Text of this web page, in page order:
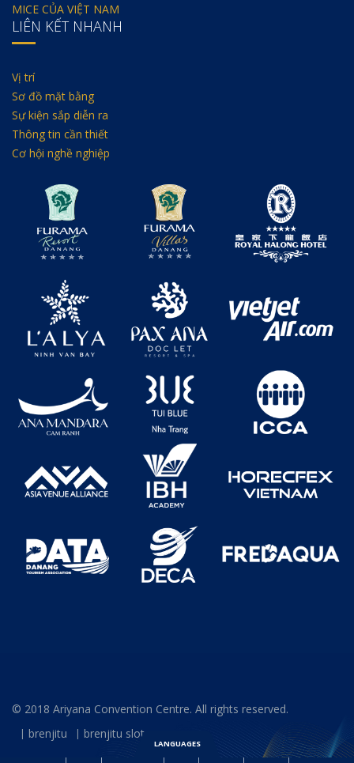
MICE CỦA VIỆT NAM
LIÊN KẾT NHANH
Vị trí
Sơ đồ mặt bằng
Sự kiện sắp diễn ra
Thông tin cần thiết
Cơ hội nghề nghiệp
© 2018 Ariyana Convention Centre. All rights reserved.
brenjitu
brenjitu slot
LANGUAGES